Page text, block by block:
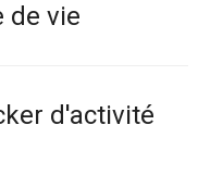
de vie
d'activité